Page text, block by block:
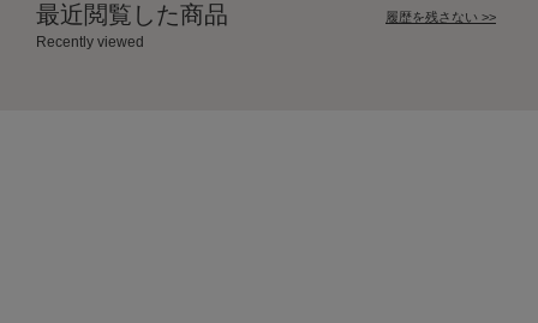
最近閲覧した商品
Recently viewed
履歴を残さない >>